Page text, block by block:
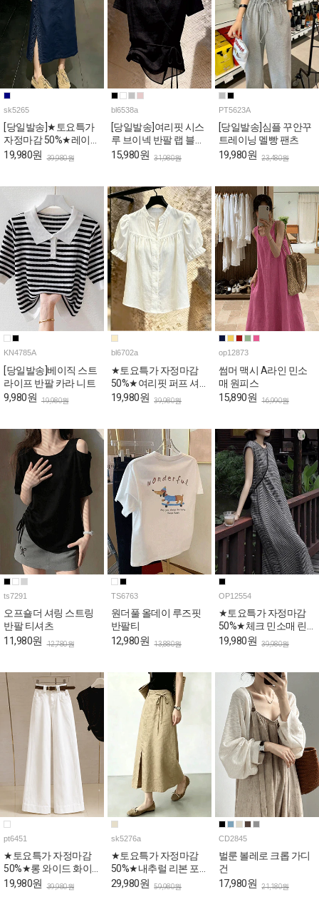
sk5265
[당일발송]★토요특가
자정마감 50%★레이스
사이드 슬릿 A라인 스
19,980원 39,980원
bl6538a
[당일발송]여리핏 시스
루 브이넥 반팔 랩 블라
우스
15,980원 31,980원
PT5623A
[당일발송]심플 꾸안꾸
트레이닝 멜빵 팬츠
19,980원 23,480원
KN4785A
[당일발송]베이직 스트
라이프 반팔 카라 니트
9,980원 19,980원
bl6702a
★토요특가 자정마감
50%★여리핏 퍼프 셔
링 반소매 블라우스
19,980원 39,980원
op12873
썸머 맥시 A라인 민소
매 원피스
15,890원 16,990원
ts7291
오프숄더 셔링 스트링
반팔 티셔츠
11,980원 12,780원
TS6763
원더풀 올데이 루즈핏
반팔티
12,980원 13,880원
OP12554
★토요특가 자정마감
50%★체크 민소매 린
넨 롱 원피스
19,980원 39,980원
pt6451
★토요특가 자정마감
50%★롱 와이드 화이
트 코튼 팬츠
19,980원 39,980원
sk5276a
★토요특가 자정마감
50%★내추럴 리본 포
인트 A라인 데일리 스
29,980원 59,980원
CD2845
벌룬 볼레로 크롭 가디
건
17,980원 21,180원